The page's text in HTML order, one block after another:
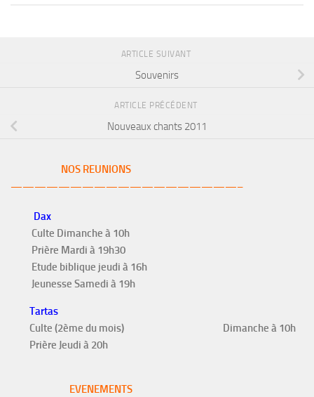
ARTICLE SUIVANT
Souvenirs
ARTICLE PRÉCÉDENT
Nouveaux chants 2011
NOS REUNIONS
———————————————————–
Dax
Culte Dimanche à 10h
Prière Mardi à 19h30
Etude biblique jeudi à 16h
Jeunesse Samedi à 19h
Tartas
Culte (2ème du mois) Dimanche à 10h
Prière Jeudi à 20h
EVENEMENTS